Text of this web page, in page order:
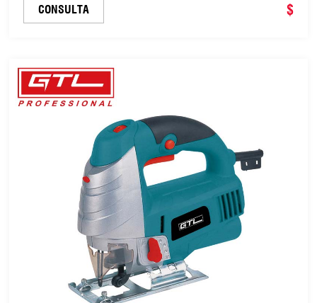
variable (JS00580)
CONSULTA $